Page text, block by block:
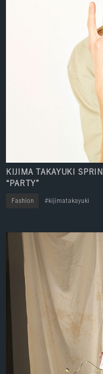
KIJIMA TAKAYUKI
“PARTY”
Fashion kijimatakayuki